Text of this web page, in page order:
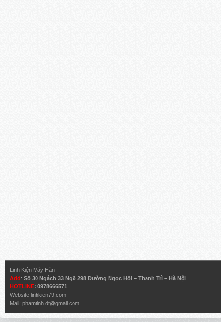
Linh Kiện Máy Hàn
Add: Số 30 Ngách 33 Ngõ 298 Đường Ngọc Hồi – Thanh Trì – Hà Nội
HOTLINE: 0978666571
Website linhkien79.com
Mail: phamtinh.dt@gmail.com